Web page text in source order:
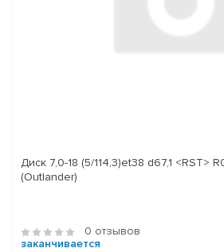
Диск 7,0-18 (5/114,3)et38 d67,1 <RST>
(Outlander)
0 отзывов
заканчивается